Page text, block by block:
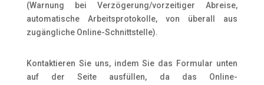
(Warnung bei Verzögerung/vorzeitiger Abreise,
automatische Arbeitsprotokolle, von überall aus
zugängliche Online-Schnittstelle).
Kontaktieren Sie uns, indem Sie das Formular unten
auf der Seite ausfüllen, da das Online-